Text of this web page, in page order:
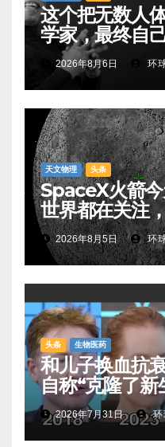
这个把无数人
学家，最终自
出2026年8月6日 环
天文物理 头条
SpaceX火箭
世界都在关注
2026年8月5日 环
头条 生物医药
和儿子换血抗
自称“克隆了新
相是……
2026年7月31日 环